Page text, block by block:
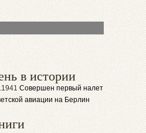
в истории
Совершен первый налет
авиации на Берлин